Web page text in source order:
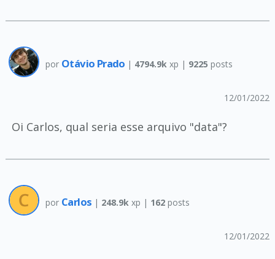
por Otávio Prado | 4794.9k xp | 9225 posts
12/01/2022
Oi Carlos, qual seria esse arquivo "data"?
por Carlos | 248.9k xp | 162posts
12/01/2022